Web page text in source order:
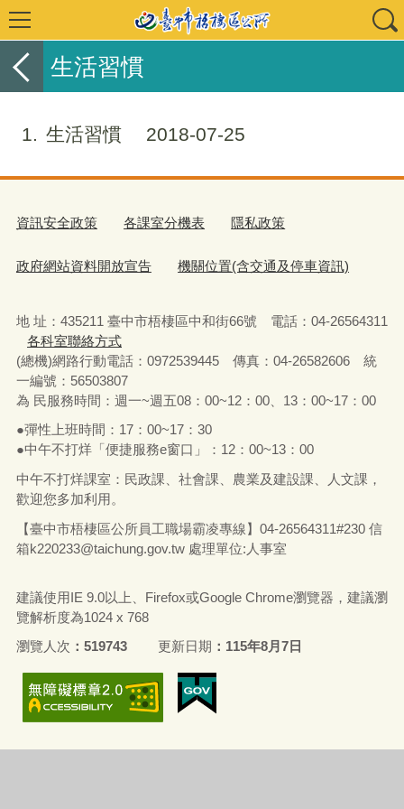
生活習慣
1 生活習慣 2018-07-25
資訊安全政策 各課室分機表 隱私政策
政府網站資料開放宣告 機關位置(含交通及停車資訊)
地 址：435211 臺中市梧棲區中和街66號 電話：04-26564311
各科室聯絡方式
(總機)網路行動電話：0972539445 傳真：04-26582606 統
一編號：56503807
為 民服務時間：週一~週五08：00~12：00、13：00~17：00
●彈性上班時間：17：00~17：30
●中午不打烊「便捷服務e窗口」：12：00~13：00
中午不打烊課室：民政課、社會課、農業及建設課、人文課，
歡迎您多加利用。
【臺中市梧棲區公所員工職場霸凌專線】04-26564311#230 信
箱k220233@taichung.gov.tw處理單位:人事室
建議使用IE 9.0以上、Firefox或Google Chrome瀏覽器，建議瀏
覽解析度為1024 x 768
瀏覽人次
519743 更新日期 115年8月7日